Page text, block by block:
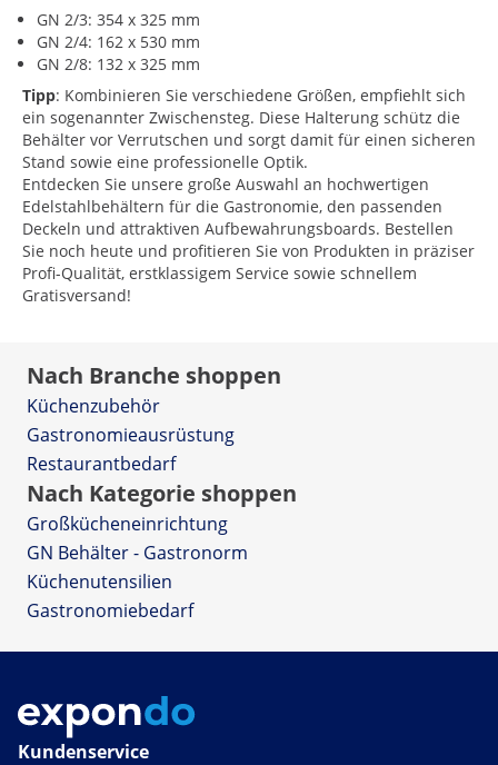
GN 2/3: 354 x 325 mm
GN 2/4: 162 x 530 mm
GN 2/8: 132 x 325 mm
Tipp: Kombinieren Sie verschiedene Größen, empfiehlt sich
ein sogenannter Zwischensteg. Diese Halterung schütz die
Behälter vor Verrutschen und sorgt damit für einen sicheren
Stand sowie eine professionelle Optik.
Entdecken Sie unsere große Auswahl an hochwertigen
Edelstahlbehältern für die Gastronomie, den passenden
Deckeln und attraktiven Aufbewahrungsboards. Bestellen
Sie noch heute und profitieren Sie von Produkten in präziser
Profi-Qualität, erstklassigem Service sowie schnellem
Gratisversand!
Nach Branche shoppen
Küchenzubehör
Gastronomieausrüstung
Restaurantbedarf
Nach Kategorie shoppen
Großkücheneinrichtung
GN Behälter - Gastronorm
Küchenutensilien
Gastronomiebedarf
Kundenservice